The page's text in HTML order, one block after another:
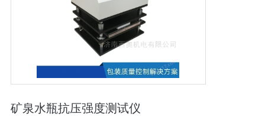
矿泉水瓶抗压强度测试仪